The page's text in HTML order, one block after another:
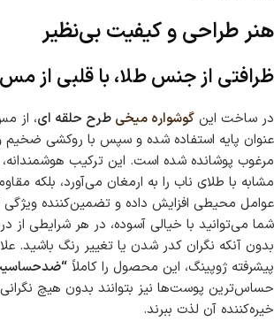
هنر طراحی و کیفیت بی‌نظیر
ظرافتی از جنس طلا، با قلبی از مس
در ساخت این گوشواره میخی طرح حلقه ای، از
عنوان پایه استفاده شده و سپس با روکشی
مرغوب پوشانده شده است. این ترکیب هوشمندانه،
مشابه با طلای ناب را به ارمغان می‌آورد، بلکه
عوامل محیطی افزایش داده و تضمین‌کننده ویژگی
شما می‌توانید با خیالی آسوده، در هر شرایطی از
بدون آنکه نگران کدر شدن یا تغییر رنگ باشید.
پیشرفته ژوپینگ، این محصول را کاملاً
حساس‌ترین پوست‌ها نیز بتوانند بدون هیچ
خیره‌کننده آن لذت ببرند.